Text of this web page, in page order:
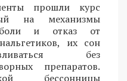
прошли курс
на механизмы
боли и отказ от
их сон
без
препаратов.
бессонницы